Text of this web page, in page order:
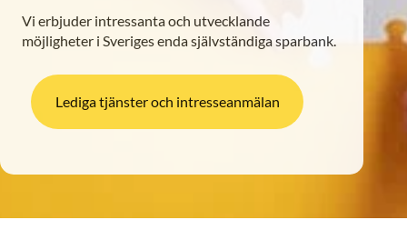
Vi erbjuder intressanta och utvecklande
möjligheter i Sveriges enda självständiga sparbank.
Lediga tjänster och intresseanmälan